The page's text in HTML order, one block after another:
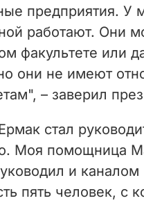
e
o
предприятия. У
работают. Они
факультете или
они не имеют
– заверил
стал
Моя помощница
и
пять человек, с